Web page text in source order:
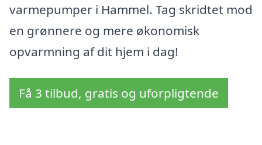
varmepumper i Hammel. Tag skridtet mod
en grønnere og mere økonomisk
opvarmning af dit hjem i dag!
Få 3 tilbud, gratis og uforpligtende